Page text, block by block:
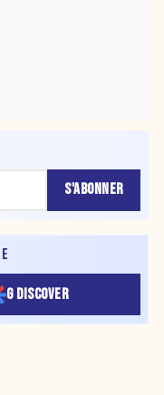
S'ABONNER
G DISCOVER